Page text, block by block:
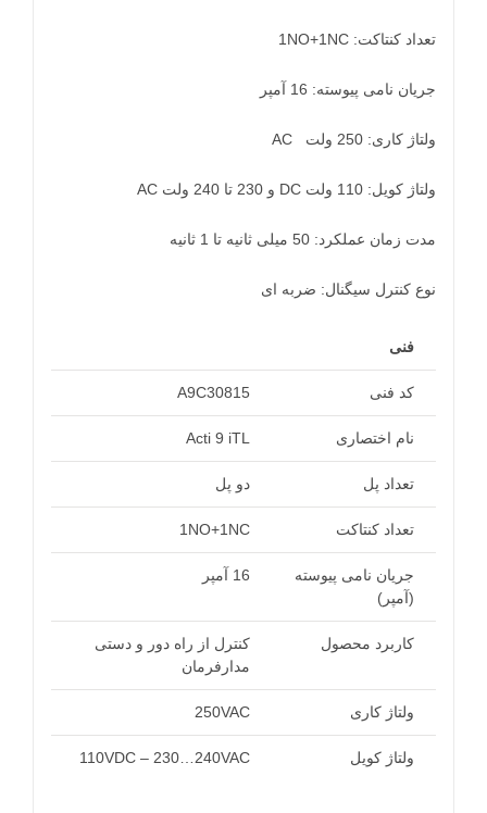
تعداد کنتاکت: 1NO+1NC
جریان نامی پیوسته: 16 آمپر
ولتاژ کاری: 250 ولت AC
ولتاژ کویل: 110 ولت DC و 230 تا 240 ولت AC
مدت زمان عملکرد: 50 میلی ثانیه تا 1 ثانیه
نوع کنترل سیگنال: ضربه ای
فنی
کد فنی A9C30815
نام اختصاری Acti 9 iTL
تعداد پل دو پل
تعداد کنتاکت 1NO+1NC
جریان نامی پیوسته
(آمپر)
16 آمپر
کاربرد محصول
کنترل از راه دور و دستی
مدارفرمان
ولتاژ کاری 250VAC
ولتاژ کویل 110VDC – 230…240VAC